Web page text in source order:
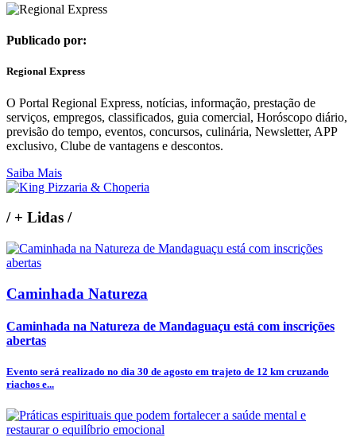
Publicado por:
Regional Express
O Portal Regional Express, notícias, informação, prestação de
serviços, empregos, classificados, guia comercial, Horóscopo diário,
previsão do tempo, eventos, concursos, culinária, Newsletter, APP
exclusivo, Clube de vantagens e descontos.
Saiba Mais
/+ Lidas /
Caminhada Natureza
Caminhada na Natureza de Mandaguaçu está com inscrições
abertas
Evento será realizado no dia 30 de agosto em trajeto de 12 km cruzando
riachos e...